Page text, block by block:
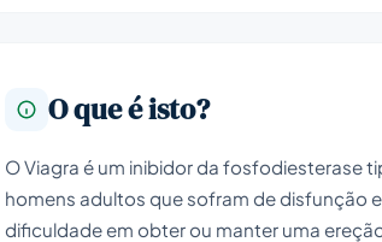
O que é isto?
O Viagra é um inibidor da fosfodiesterase
homens adultos que sofram de disfunção
dificuldade em obter ou manter uma